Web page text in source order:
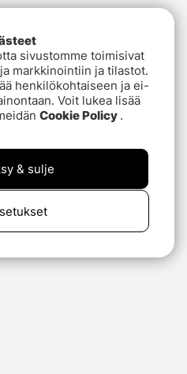
sivustomme toimisivat
markkinointiin ja tilastot.
henkilökohtaiseen ja ei-
Voit lukea lisää
Cookie Policy .
& sulje